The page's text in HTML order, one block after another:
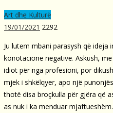
Art dhe Kulturë
19/01/2021 2292
Ju lutem mbani parasysh që ideja
konotacione negative. Askush,
idiot për nga profesioni, por
mjek i shkëlqyer, apo një
thotë disa broçkulla për gjëra që
as nuk i ka menduar